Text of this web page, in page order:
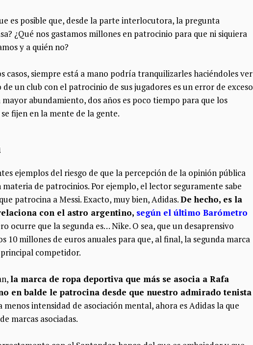
es posible que, desde la parte interlocutora, la pregunta
¿Qué nos gastamos millones en patrocinio para que ni siquiera
y a quién no?
casos, siempre está a mano podría tranquilizarles haciéndoles ver
un club con el patrocinio de sus jugadores es un error de exceso
abundamiento, dos años es poco tiempo para que los
fijen en la mente de la gente.
ejemplos del riesgo de que la percepción de la opinión pública
de patrocinios. Por ejemplo, el lector seguramente sabe
patrocina a Messi. Exacto, muy bien, Adidas.De hecho, es la
con el astro argentino, según el último Barómetro
ocurre que la segunda es… Nike. O sea, que un desaprensivo
10 millones de euros anuales para que, al final, la segunda marca
principal competidor.
la marca de ropa deportiva que más se asocia a Rafa
en balde le patrocina desde que nuestro admirado tenista
menos intensidad de asociación mental, ahora es Adidas la que
marcas asociadas.